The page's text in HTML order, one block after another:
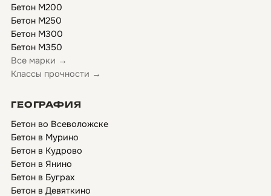
Бетон М200
Бетон М250
Бетон М300
Бетон М350
Все марки →
Классы прочности →
ГЕОГРАФИЯ
Бетон во Всеволожске
Бетон в Мурино
Бетон в Кудрово
Бетон в Янино
Бетон в Буграх
Бетон в Девяткино